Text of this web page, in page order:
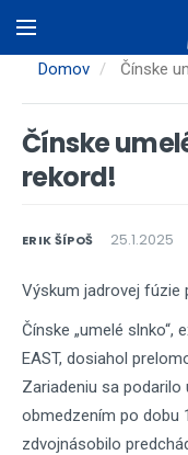
na
hlavnýDomov Čínske
Čínske
rekord!
ERIK ŠÍPOŠ 25.1.2025
Výskum jadrovej fúzie
Čínske „umelé slnko“,
EAST, dosiahol
Zariadeniu sa
obmedzením po dobu
zdvojnásobilo